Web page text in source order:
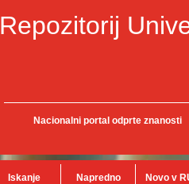
Repozitorij
Nacionalni portal odprte znanosti
Iskanje Napredno Novo v